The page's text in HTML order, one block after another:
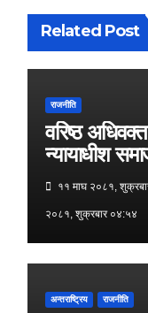
Related Post
राजनीति
वरिष्ठ
न्यायाधीश
११ माघ २०८१,
२०८१, शुक्रबार ०४:५४
अन्तराष्ट्रिय राजनीति